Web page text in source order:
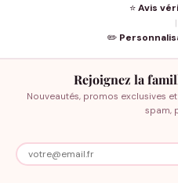
⭐Avis
|
✏️
Rejoignez la
Nouveautés, promos exclusives
spam,